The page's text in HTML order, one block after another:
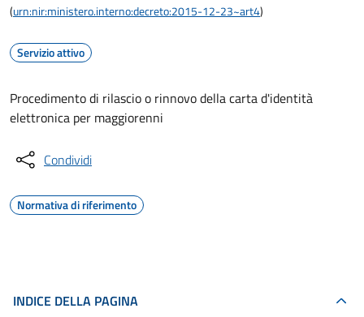
(urn:nir:ministero.interno:decreto:2015-12-23~art4)
Servizio attivo
Procedimento di rilascio o rinnovo della carta d'identità
elettronica per maggiorenni
Condividi
Normativa di riferimento
INDICE DELLA PAGINA